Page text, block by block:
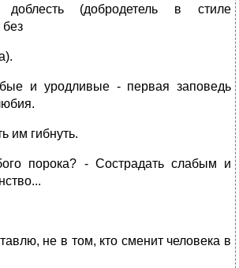
доблесть (добродетель в стиле
без
и уродливые - первая заповедь
им гибнуть.
порока? - Сострадать слабым и
не в том, кто сменит человека в